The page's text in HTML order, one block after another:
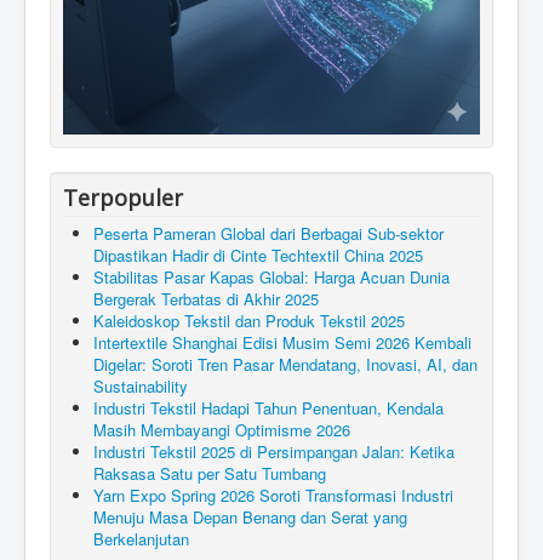
Terpopuler
Peserta Pameran Global dari Berbagai Sub-sektor
Dipastikan Hadir di Cinte Techtextil China 2025
Stabilitas Pasar Kapas Global: Harga Acuan Dunia
Bergerak Terbatas di Akhir 2025
Kaleidoskop Tekstil dan Produk Tekstil 2025
Intertextile Shanghai Edisi Musim Semi 2026 Kembali
Digelar: Soroti Tren Pasar Mendatang, Inovasi, AI, dan
Sustainability
Industri Tekstil Hadapi Tahun Penentuan, Kendala
Masih Membayangi Optimisme 2026
Industri Tekstil 2025 di Persimpangan Jalan: Ketika
Raksasa Satu per Satu Tumbang
Yarn Expo Spring 2026 Soroti Transformasi Industri
Menuju Masa Depan Benang dan Serat yang
Berkelanjutan